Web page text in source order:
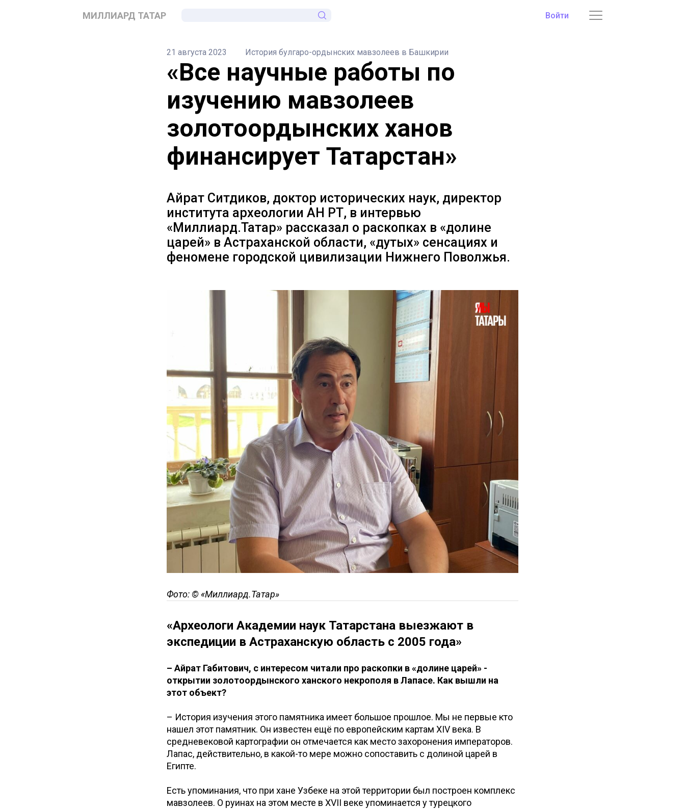
МИЛЛИАРД ТАТАР Войти
21 августа 2023 История булгаро-ордынских мавзолеев в Башкирии
«Все научные работы по
изучению мавзолеев
золотоордынских ханов
финансирует Татарстан»
Айрат Ситдиков, доктор исторических наук, директор
института археологии АН РТ, в интервью
«Миллиард.Татар» рассказал о раскопках в «долине
царей» в Астраханской области, «дутых» сенсациях и
феномене городской цивилизации Нижнего Поволжья.
Фото: © «Миллиард.Татар»
«Археологи Академии наук Татарстана выезжают в
экспедиции в Астраханскую область с 2005 года»
– Айрат Габитович, с интересом читали про раскопки в «долине царей» -
открытии золотоордынского ханского некрополя в Лапасе. Как вышли на
этот объект?
– История изучения этого памятника имеет большое прошлое. Мы не первые кто
нашел этот памятник. Он известен ещё по европейским картам XIV века. В
средневековой картографии он отмечается как место захоронения императоров.
Лапас, действительно, в какой-то мере можно сопоставить с долиной царей в
Египте.
Есть упоминания, что при хане Узбеке на этой территории был построен комплекс
мавзолеев. О руинах на этом месте в XVII веке упоминается у турецкого